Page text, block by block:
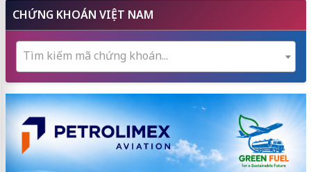
CHỨNG KHOÁN VIỆT NAM
Tìm kiếm mã chứng khoán...